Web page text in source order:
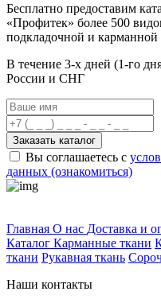
Бесплатно предоставим
«Профитек» более 500
подкладочной и карманной
В течение 3-х дней (1-го
России и СНГ
Заказать каталог
Вы соглашаетесь с
данных (ознакомиться)
Главная О нас Доставка и
Каталог Карманные ткани
ткани Рукавная ткань
Наши контакты